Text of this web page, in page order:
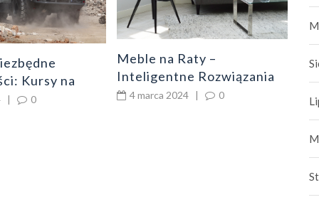
Kursy na
| 0
Meble na Raty –
Inteligentne Rozwiązania
dla Oszczędnych
4 marca 2024 | 0